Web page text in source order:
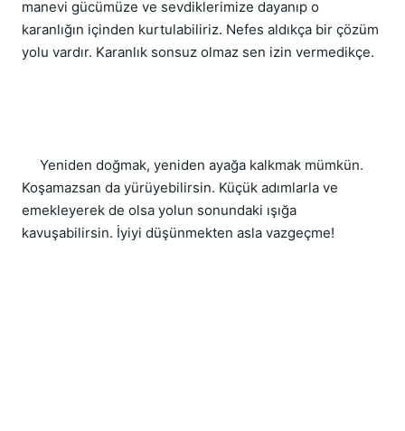
manevi gücümüze ve sevdiklerimize dayanıp o
karanlığın içinden kurtulabiliriz. Nefes aldıkça bir çözüm
yolu vardır. Karanlık sonsuz olmaz sen izin vermedikçe.
Yeniden doğmak, yeniden ayağa kalkmak mümkün.
Koşamazsan da yürüyebilirsin. Küçük adımlarla ve
emekleyerek de olsa yolun sonundaki ışığa
kavuşabilirsin. İyiyi düşünmekten asla vazgeçme!